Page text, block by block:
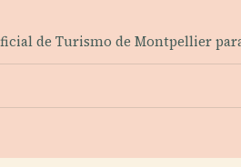
de Turismo de Montpellier